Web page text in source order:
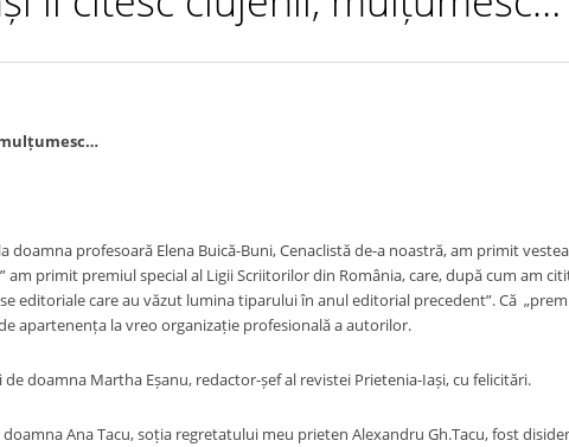
doamna profesoară Elena Buică-Buni, Cenaclistă de-a noastră, am primit
am primit premiul special al Ligii Scriitorilor din România, care, după cum am
editoriale care au văzut lumina tiparului în anul editorial precedent”. Că
apartenența la vreo organizație profesională a autorilor.
doamna Martha Eșanu, redactor-șef al revistei Prietenia-Iași, cu felicitări.
Ana Tacu, soția regretatului meu prieten Alexandru Gh.Tacu, fost